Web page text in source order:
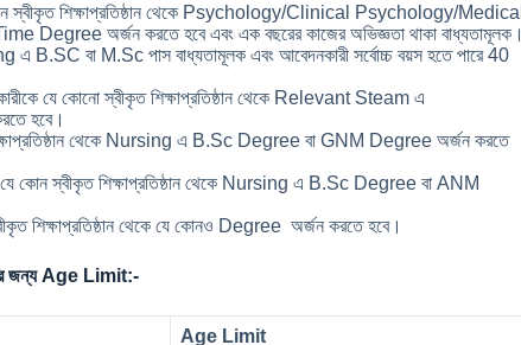
স্বীকৃত শিক্ষাপ্রতিষ্ঠান থেকে Psychology/Clinical Psychology/Medical
অর্জন করতে হবে এবং এক বছরের কাজের অভিজ্ঞতা থাকা বাধ্যতামূলক।
বা M.Sc পাস বাধ্যতামূলক এবং আবেদনকারী সর্বোচ্চ বয়স হতে পারে 40
যে কোনো স্বীকৃত শিক্ষাপ্রতিষ্ঠান থেকে Relevant Steam এ
হবে।
থেকে Nursing এ B.Sc Degree বা GNM Degree অর্জন করতে
যে কোন স্বীকৃত শিক্ষাপ্রতিষ্ঠান থেকে Nursing এ B.Sc Degree বা ANM
শিক্ষাপ্রতিষ্ঠান থেকে যে কোনও Degree অর্জন করতে হবে।
জন্য Age Limit:-
Age Limit